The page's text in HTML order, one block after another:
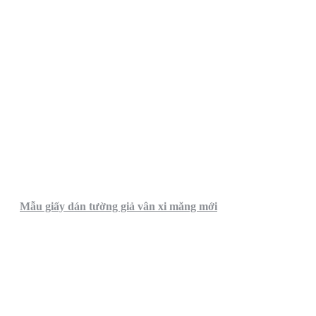
Mẫu giấy dán tường giả vân xi măng mới